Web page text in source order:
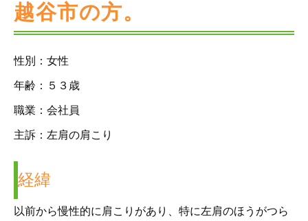
越谷市の方。
性別：女性
年齢：５３歳
職業：会社員
主訴：左肩の肩こり
経緯
以前から慢性的に肩こりがあり、特に左肩のほうがつら